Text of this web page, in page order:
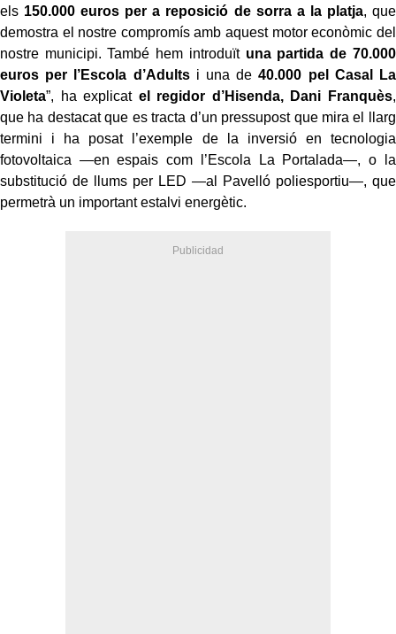
els 150.000 euros per a reposició de sorra a la platja, que
demostra el nostre compromís amb aquest motor econòmic del
nostre municipi. També hem introduït una partida de 70.000
euros per l’Escola d’Adultsi una de40.000 pel Casal La
Violeta”, ha explicat el regidor d’Hisenda, Dani Franquès,
que ha destacat que es tracta d’un pressupost que mira el llarg
termini i ha posat l’exemple de la inversió en tecnologia
fotovoltaica —en espais com l’Escola La Portalada—, o la
substitució de llums per LED —al Pavelló poliesportiu—, que
permetrà un important estalvi energètic.